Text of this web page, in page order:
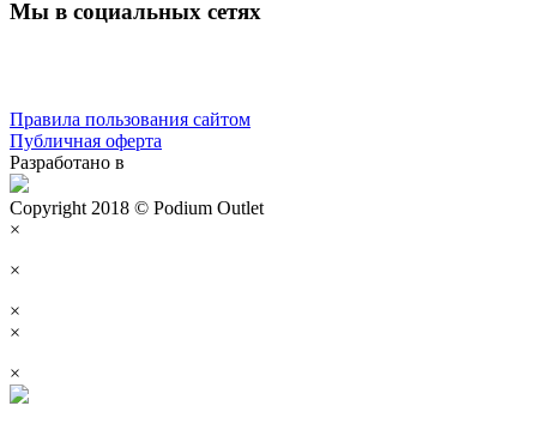
Мы в социальных сетях
Правила пользования сайтом
Публичная оферта
Разработано в
Copyright 2018 © Podium Outlet
×
×
×
×
×